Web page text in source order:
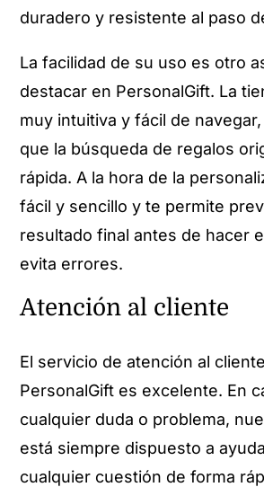
duradero y resistente al paso
La facilidad de su uso es otro
destacar en PersonalGift. La
muy intuitiva y fácil de
que la búsqueda de regalos
rápida. A la hora de la
fácil y sencillo y te permite
resultado final antes de hacer
evita errores.
Atención al cliente
El servicio de atención al
PersonalGift es excelente. En
cualquier duda o problema,
está siempre dispuesto a
cualquier cuestión de forma